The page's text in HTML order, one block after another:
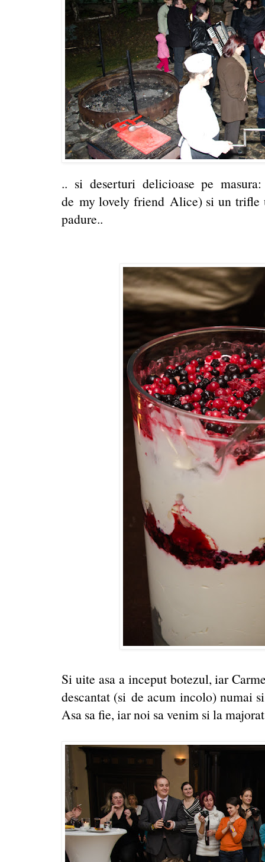
.. si deserturi delicioase pe
de my lovely friend Alice) si un trifle
padure..
Si uite asa a inceput botezul, iar
descantat (si de acum incolo) numai
Asa sa fie, iar noi sa venim si la